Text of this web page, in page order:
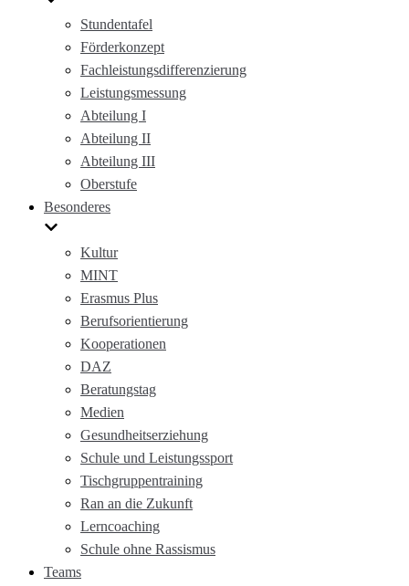
Stundentafel
Förderkonzept
Fachleistungsdifferenzierung
Leistungsmessung
Abteilung I
Abteilung II
Abteilung III
Oberstufe
Besonderes
Kultur
MINT
Erasmus Plus
Berufsorientierung
Kooperationen
DAZ
Beratungstag
Medien
Gesundheitserziehung
Schule und Leistungssport
Tischgruppentraining
Ran an die Zukunft
Lerncoaching
Schule ohne Rassismus
Teams